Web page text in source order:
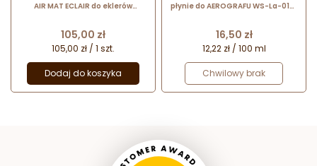
AIR MAT ECLAIR do eklerów
Cena
105,00 zł
105,00 zł / 1 szt.
Dodaj do koszyka
płynie do AEROGRAFU WS-La-0171
Cena
16,50 zł
12,22 zł / 100 ml
Chwilowy brak